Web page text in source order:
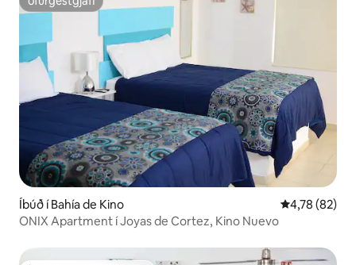
ofurgestgjafi
Íbúð í Bahía de Kino 4,78 af 5 í
4,78 (82)
ONIX Apartment í Joyas de Cortez, Kino Nuevo